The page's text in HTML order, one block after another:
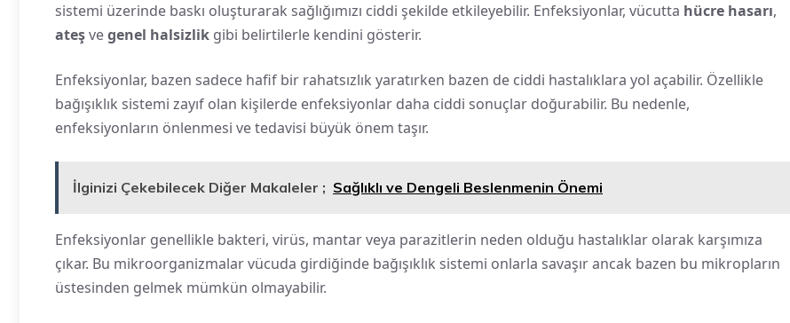
sistemi üzerinde baskı oluşturarak sağlığımızı ciddi şekilde etkileyebilir. Enfeksiyonlar, vücutta hücre hasarı,
ateşvegenel halsizlik gibi belirtilerle kendini gösterir.
Enfeksiyonlar, bazen sadece hafif bir rahatsızlık yaratırken bazen de ciddi hastalıklara yol açabilir. Özellikle
bağışıklık sistemi zayıf olan kişilerde enfeksiyonlar daha ciddi sonuçlar doğurabilir. Bu nedenle,
enfeksiyonların önlenmesi ve tedavisi büyük önem taşır.
İlginizi Çekebilecek Diğer Makaleler ; Sağlıklı ve Dengeli Beslenmenin Önemi
Enfeksiyonlar genellikle bakteri, virüs, mantar veya parazitlerin neden olduğu hastalıklar olarak karşımıza
çıkar. Bu mikroorganizmalar vücuda girdiğinde bağışıklık sistemi onlarla savaşır ancak bazen bu mikropların
üstesinden gelmek mümkün olmayabilir.